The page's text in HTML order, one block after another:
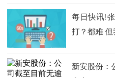
每日快讯!
打？都难
新安股份：